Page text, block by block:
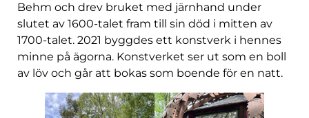
Behm och drev bruket med järnhand under
slutet av 1600-talet fram till sin död i mitten av
1700-talet. 2021 byggdes ett konstverk i hennes
minne på ägorna. Konstverket ser ut som en boll
av löv och går att bokas som boende för en natt.